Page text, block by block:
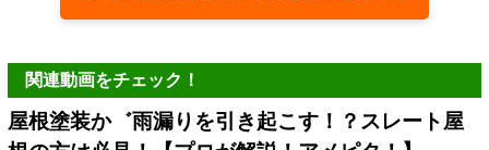
関連動画をチェック！
屋根塗装か゛雨漏りを引き起こす！？スレート屋